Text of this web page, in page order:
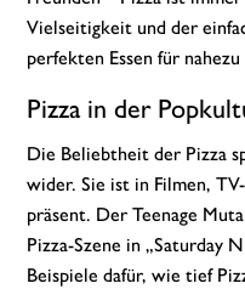
Vielseitigkeit und der
perfekten Essen für
Pizza in der
Die Beliebtheit der Pizza
wider. Sie ist in Filmen,
präsent. Der Teenage
Pizza-Szene in „Saturday
Beispiele dafür, wie tief